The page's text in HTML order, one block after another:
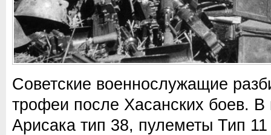
Советские военнослужащие
трофеи после Хасанских боев. В
Арисака тип 38, пулеметы Тип